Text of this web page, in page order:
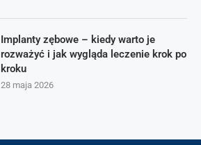
Implanty zębowe – kiedy warto je
rozważyć i jak wygląda leczenie krok po
kroku
28 maja 2026